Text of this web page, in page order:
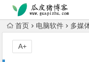
跳转到主内容
首页 电脑软件 多媒
A+